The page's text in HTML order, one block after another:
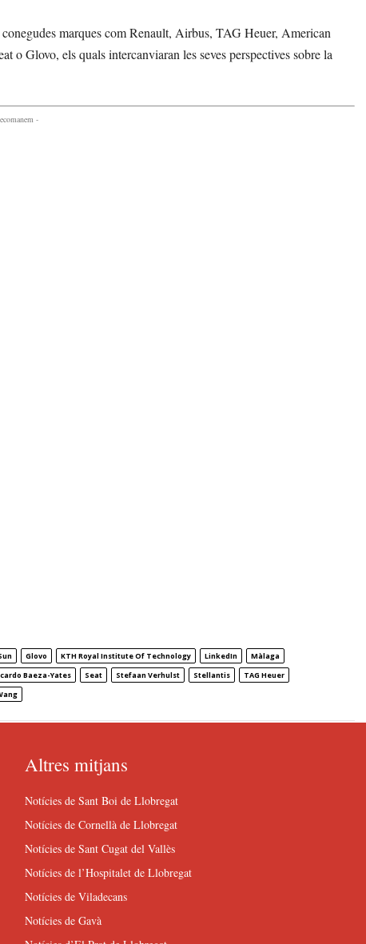
marques com Renault, Airbus, TAG Heuer, American
Glovo, els quals intercanviaran les seves perspectives sobre la
-
Glovo KTH Royal Institute Of Technology LinkedIn
Màlaga
Baeza-Yates Seat Stefaan Verhulst Stellantis
TAG Heuer
Altres mitjans
Notícies de Sant Boi de Llobregat
Notícies de Cornellà de Llobregat
Notícies de Sant Cugat del Vallès
Notícies de l’Hospitalet de Llobregat
Notícies de Viladecans
Notícies de Gavà